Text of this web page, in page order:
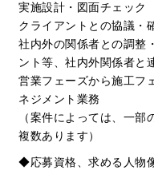
実施設計・図面チェック
クライアントとの協議・
社内外の関係者との調
ント等、社内外関係者と
営業フェーズから施工フ
ネジメント業務
（案件によっては、一
複数あります）
◆応募資格、求める人物